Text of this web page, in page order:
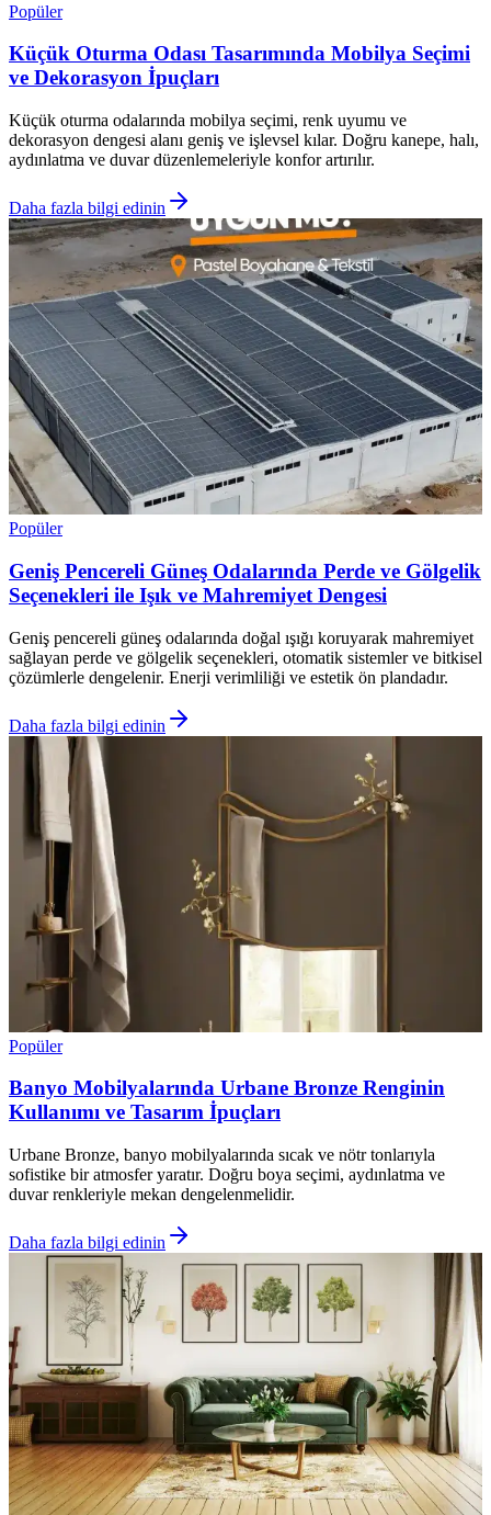
Popüler
Küçük Oturma Odası Tasarımında Mobilya Seçimi
ve Dekorasyon İpuçları
Küçük oturma odalarında mobilya seçimi, renk uyumu ve
dekorasyon dengesi alanı geniş ve işlevsel kılar. Doğru kanepe, halı,
aydınlatma ve duvar düzenlemeleriyle konfor artırılır.
Daha fazla bilgi edinin
Popüler
Geniş Pencereli Güneş Odalarında Perde ve Gölgelik
Seçenekleri ile Işık ve Mahremiyet Dengesi
Geniş pencereli güneş odalarında doğal ışığı koruyarak mahremiyet
sağlayan perde ve gölgelik seçenekleri, otomatik sistemler ve bitkisel
çözümlerle dengelenir. Enerji verimliliği ve estetik ön plandadır.
Daha fazla bilgi edinin
Popüler
Banyo Mobilyalarında Urbane Bronze Renginin
Kullanımı ve Tasarım İpuçları
Urbane Bronze, banyo mobilyalarında sıcak ve nötr tonlarıyla
sofistike bir atmosfer yaratır. Doğru boya seçimi, aydınlatma ve
duvar renkleriyle mekan dengelenmelidir.
Daha fazla bilgi edinin